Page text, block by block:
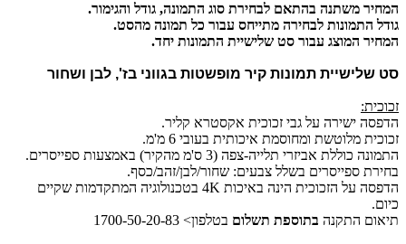
המחיר משתנה בהתאם לבחירת סוג התמונה, גודל והגימור.
גודל התמונות לבחירה מתייחס עבור כל תמונה מהסט.
המחיר המוצג עבור סט שלישיית התמונות יחד.
סט שלישיית תמונות קיר מופשטות בגווני בז', לבן ושחור
זכוכית:
הדפסה ישירה על גבי זכוכית אקסטרא קליר.
זכוכית מלוטשת ומחוסמת איכותית בעובי 6 מ'מ.
התמונה כוללת אביזרי תלייה-צפה (3 ס'מ מהקיר) באמצעות ספייסרים.
בחירת ספייסרים בשלל צבעים: שחור/לבן/זהב/כסף.
הדפסה על הזכוכית הינה באיכות 4K בטכנולוגיה המתקדמות שקיים
כיום.
תיאום התקנה בתוספת תשלום בטלפון> 1700-50-20-83